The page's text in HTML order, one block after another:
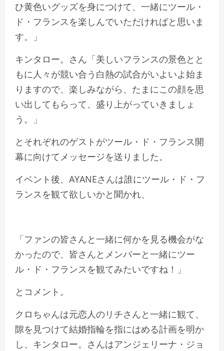
ひ黄色いグッズを身につけて、一緒にツール・
ド・フランスを楽しんでいただければと思いま
す。」
キンタロー。さん「美しいフランスの景色とと
もに人々が競い合う白熱の試合がいよいよ始ま
りますので、楽しみながら、たまにこの顔を思
い出してもらって、盛り上がっていきましょ
う。」
とそれぞれのゲストがツール・ド・フランス開
幕に向けてメッセージを送りました。
イベント後、AYANEさんは誰にツール・ド・フ
ランスを観て欲しいかと聞かれ、
「ファンの皆さんと一緒に何かを見る機会がな
かったので、皆さんとメンバーと一緒にツー
ル・ド・フランスを観てみたいですね！」
とコメント。
クロちゃんは元恋人のリチさんと一緒に観て、
隙を見つけて結婚指輪を指にはめる計画を明か
し、キンタロー。さんはアンジェリーナ・ジョ